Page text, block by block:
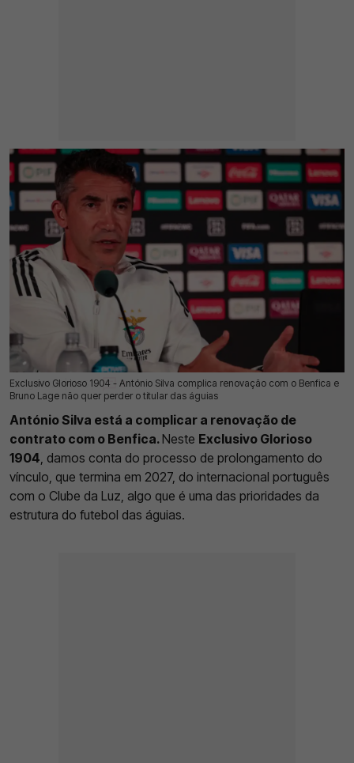
Exclusivo Glorioso 1904 - António Silva complica renovação com o Benfica e
Bruno Lage não quer perder o titular das águias
28 Ago 2025 | 19:15 | 0
António Silva está a complicar a renovação de
contrato com o Benfica.Neste Exclusivo Glorioso
1904, damos conta do processo de prolongamento do
vínculo, que termina em 2027, do internacional português
com o Clube da Luz, algo que é uma das prioridades da
estrutura do futebol das águias.